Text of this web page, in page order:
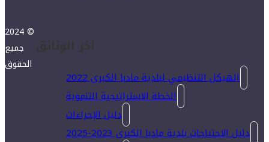
آخر الوثائق
الهيكل التنظيمي لبلدية مادبا الكبرى 2022
الخطة الاستراتيجية التنموية
دليل الإجراءات
دليل الاحتياجات بلدية مادبا الكبرى 2023-2025
2024 ©
جميع
الحقوق